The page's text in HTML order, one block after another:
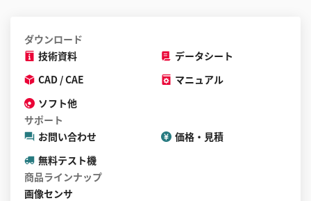
ダウンロード
技術資料
データシート
CAD / CAE
マニュアル
ソフト他
サポート
お問い合わせ
価格・見積
無料テスト機
商品ラインナップ
画像センサ